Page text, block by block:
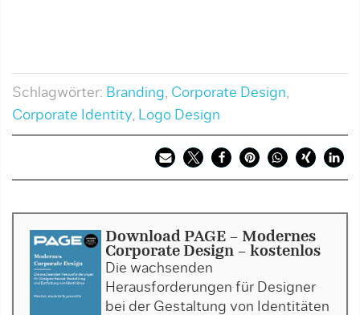
Schlagwörter: Branding, Corporate Design,
Corporate Identity, Logo Design
Download PAGE - Modernes
Corporate Design - kostenlos
Die wachsenden
Herausforderungen für Designer
bei der Gestaltung von Identitäten